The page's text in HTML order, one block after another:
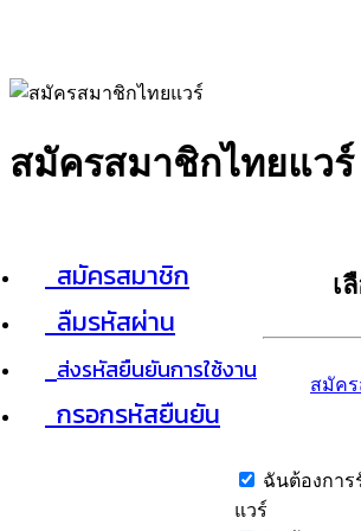
สมัครสมาชิกไทยแวร์
สมัครสมาชิก
ลืมรหัสผ่าน
ส่งรหัสยืนยันการใช้งาน
กรอกรหัสยืนยัน
เ
สมัคร
ฉันต้องการ
แวร์